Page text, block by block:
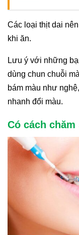
Các loại thịt dai
khi ăn.
Lưu ý với những
dùng chun chuỗi
bám màu như
nhanh đổi màu.
Có cách